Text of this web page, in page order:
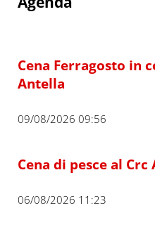
Cena Ferragosto in
Antella
09/08/2026 09:56
Cena di pesce al Crc
06/08/2026 11:23